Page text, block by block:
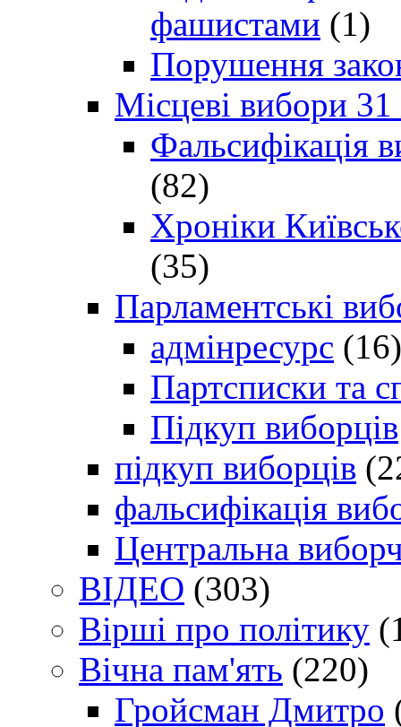
фашистами (1)
Порушення
Місцеві вибори
Фальсифікація
(82)
Хроніки
(35)
Парламентські
адмінресурс (16)
Партсписки та
Підкуп виборців
підкуп виборців
фальсифікація
Центральна
ВІДЕО (303)
Вірші про політику
Вічна пам'ять (220)
Гройсман Дмитро